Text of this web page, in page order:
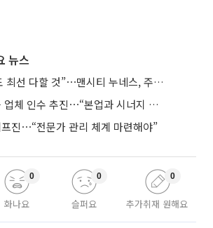
뉴스
“골키퍼로 세워도 최선 다할 것”⋯맨시티 누네스, 주전 경쟁 각오
에코프로, 화장품 업체 인수 추진⋯“본업과 시너지 부족”
진⋯“전문가 관리 체계 마련해야”
화나요
0
슬퍼요
0
추가취재 원해요
0